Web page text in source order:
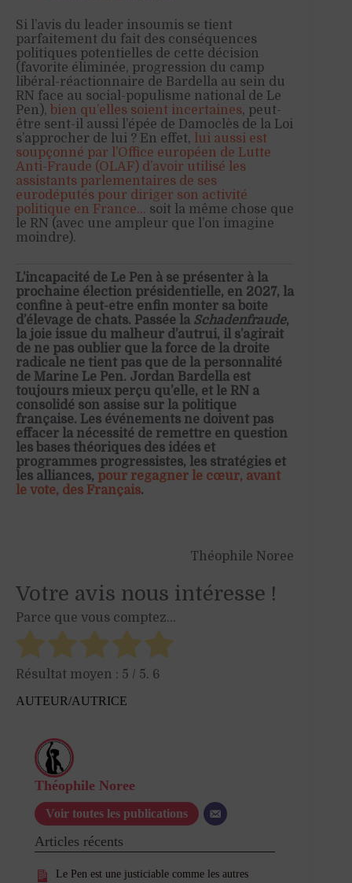
Si l’avis du leader insoumis se tient
parfaitement du fait des conséquences
politiques potentielles de cette décision
(favorite éliminée, progression du camp
libéral-réactionnaire de Bardella au sein du
RN face au social-populisme national de Le
Pen), bien qu’elles soient incertaines, peut-
être sent-il aussi l’épée de Damoclès de la Loi
s’approcher de lui ? En effet, lui aussi est
soupçonné par l’Office européen de Lutte
Anti-Fraude (OLAF) d’avoir utilisé les
assistants parlementaires de ses
eurodéputés pour diriger son activité
politique en France… soit la même chose que
le RN (avec une ampleur que l’on imagine
moindre).
L’incapacité de Le Pen à se présenter à la
prochaine élection présidentielle, en 2027, la
confine à peut-être enfin monter sa boîte
d’élevage de chats. Passée la Schadenfraude,
la joie issue du malheur d’autrui, il s’agirait
de ne pas oublier que la force de la droite
radicale ne tient pas que de la personnalité
de Marine Le Pen. Jordan Bardella est
toujours mieux perçu qu’elle, et le RN a
consolidé son assise sur la politique
française. Les événements ne doivent pas
effacer la nécessité de remettre en question
les bases théoriques des idées et
programmes progressistes, les stratégies et
les alliances, pour regagner le cœur, avant
le vote, des Français.
Théophile Noree
Votre avis nous intéresse !
Parce que vous comptez...
Résultat moyen : 5 / 5. 6
AUTEUR/AUTRICE
Théophile Noree
Voir toutes les publications
Articles récents
Le Pen est une justiciable comme les autres